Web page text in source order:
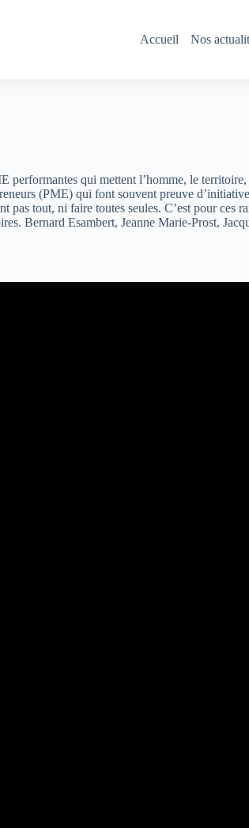
Accueil Nos
performantes qui mettent l’homme, le
(PME) qui font souvent preuve
tout, ni faire toutes seules. C’est pour
Bernard Esambert, Jeanne Marie-Prost,